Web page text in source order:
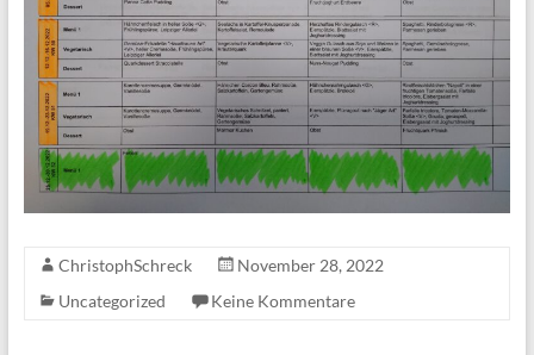
ChristophSchreck
November 28, 2022
Uncategorized
Keine Kommentare